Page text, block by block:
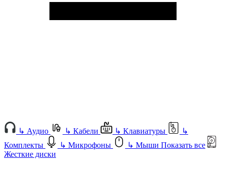
↳ Аудио ↳ Кабели ↳ Клавиатуры
↳
Комплекты
↳ Микрофоны ↳ Мыши Показать все
Жесткие диски